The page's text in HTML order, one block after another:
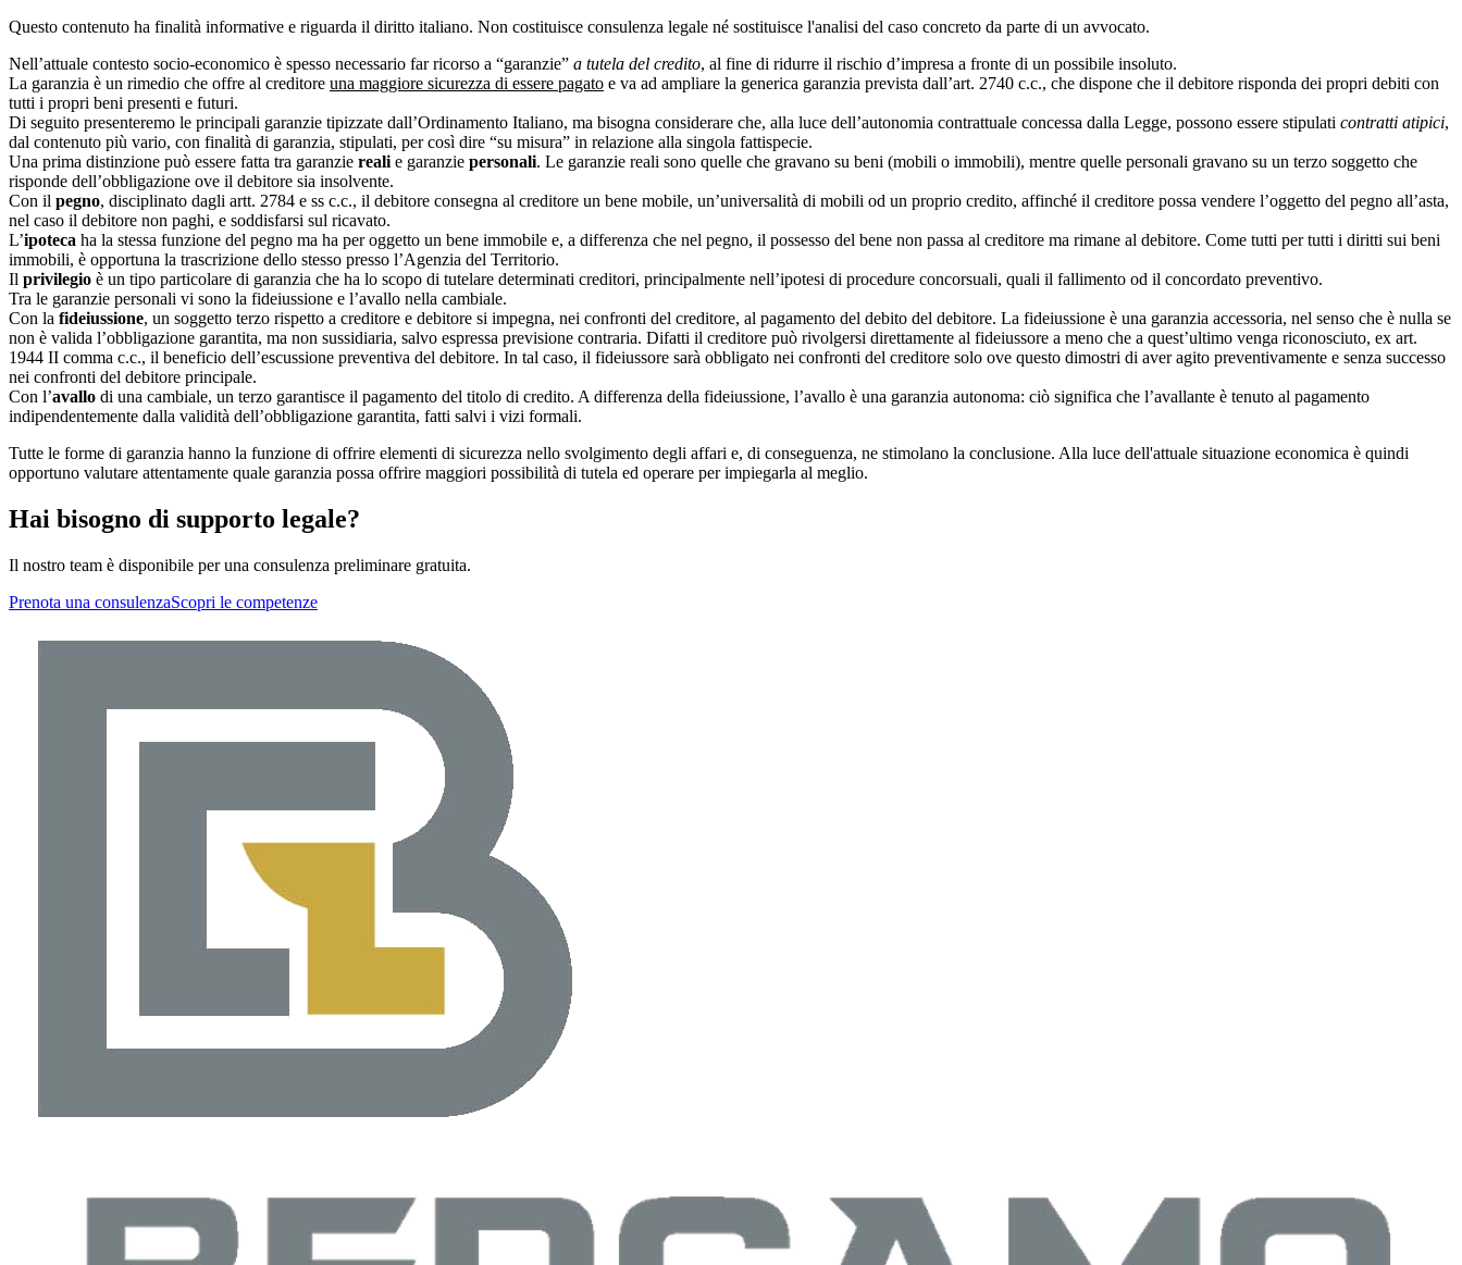
Questo contenuto ha finalità informative e riguarda il diritto italiano. Non costituisce consulenza legale né sostituisce l'analisi del caso concreto da parte di un avvocato.
Nell’attuale contesto socio-economico è spesso necessario far ricorso a “garanzie” a tutela del credito, al fine di ridurre il rischio d’impresa a fronte di un possibile insoluto.
La garanzia è un rimedio che offre al creditore una maggiore sicurezza di essere pagato e va ad ampliare la generica garanzia prevista dall’art. 2740 c.c., che dispone che il debitore risponda dei propri debiti con
tutti i propri beni presenti e futuri.
Di seguito presenteremo le principali garanzie tipizzate dall’Ordinamento Italiano, ma bisogna considerare che, alla luce dell’autonomia contrattuale concessa dalla Legge, possono essere stipulati contratti atipici,
dal contenuto più vario, con finalità di garanzia, stipulati, per così dire “su misura” in relazione alla singola fattispecie.
Una prima distinzione può essere fatta tra garanzie reali e garanzie personali. Le garanzie reali sono quelle che gravano su beni (mobili o immobili), mentre quelle personali gravano su un terzo soggetto che
risponde dell’obbligazione ove il debitore sia insolvente.
Con il pegno, disciplinato dagli artt. 2784 e ss c.c., il debitore consegna al creditore un bene mobile, un’universalità di mobili od un proprio credito, affinché il creditore possa vendere l’oggetto del pegno all’asta,
nel caso il debitore non paghi, e soddisfarsi sul ricavato.
L’ipoteca ha la stessa funzione del pegno ma ha per oggetto un bene immobile e, a differenza che nel pegno, il possesso del bene non passa al creditore ma rimane al debitore. Come tutti per tutti i diritti sui beni
immobili, è opportuna la trascrizione dello stesso presso l’Agenzia del Territorio.
Il privilegio è un tipo particolare di garanzia che ha lo scopo di tutelare determinati creditori, principalmente nell’ipotesi di procedure concorsuali, quali il fallimento od il concordato preventivo.
Tra le garanzie personali vi sono la fideiussione e l’avallo nella cambiale.
Con la fideiussione, un soggetto terzo rispetto a creditore e debitore si impegna, nei confronti del creditore, al pagamento del debito del debitore. La fideiussione è una garanzia accessoria, nel senso che è nulla se
non è valida l’obbligazione garantita, ma non sussidiaria, salvo espressa previsione contraria. Difatti il creditore può rivolgersi direttamente al fideiussore a meno che a quest’ultimo venga riconosciuto, ex art.
1944 II comma c.c., il beneficio dell’escussione preventiva del debitore. In tal caso, il fideiussore sarà obbligato nei confronti del creditore solo ove questo dimostri di aver agito preventivamente e senza successo
nei confronti del debitore principale.
Con l’avallo di una cambiale, un terzo garantisce il pagamento del titolo di credito. A differenza della fideiussione, l’avallo è una garanzia autonoma: ciò significa che l’avallante è tenuto al pagamento
indipendentemente dalla validità dell’obbligazione garantita, fatti salvi i vizi formali.
Tutte le forme di garanzia hanno la funzione di offrire elementi di sicurezza nello svolgimento degli affari e, di conseguenza, ne stimolano la conclusione. Alla luce dell'attuale situazione economica è quindi
opportuno valutare attentamente quale garanzia possa offrire maggiori possibilità di tutela ed operare per impiegarla al meglio.
Hai bisogno di supporto legale?
Il nostro team è disponibile per una consulenza preliminare gratuita.
Prenota una consulenzaScopri le competenze